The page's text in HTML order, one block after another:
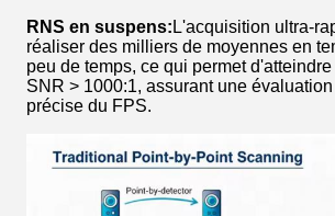
RNS en suspens: L'acquisition ultra-
réaliser des milliers de moyennes en
peu de temps, ce qui permet
SNR > 1000:1, assurant une
précise du FPS.